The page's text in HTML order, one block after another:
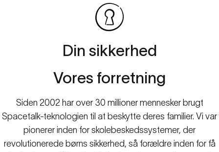
Din sikkerhed
Vores forretning
Siden 2002 har over 30 millioner mennesker brugt
Spacetalk-teknologien til at beskytte deres familier. Vi var
pionerer inden for skolebeskedssystemer, der
revolutionerede børns sikkerhed, så forældre inden for få